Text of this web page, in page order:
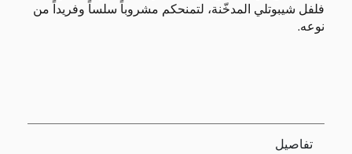
فلفل شيبوتلي المدخّنة، لتمنحكم مشروباً سلساً وفريداً من
نوعه.
تفاصيل